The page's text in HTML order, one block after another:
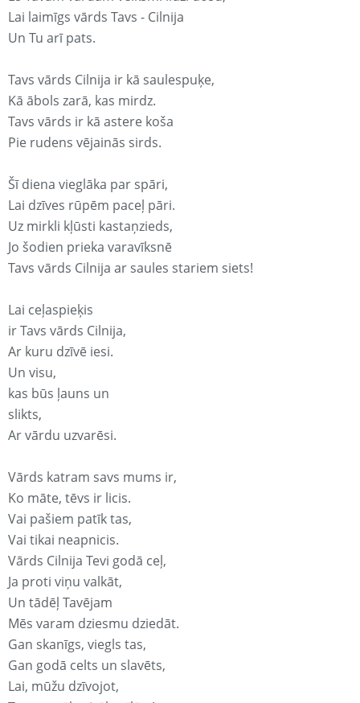
Lai laimīgs vārds Tavs - Cilnija
Un Tu arī pats.
Tavs vārds Cilnija ir kā saulespuķe,
Kā ābols zarā, kas mirdz.
Tavs vārds ir kā astere koša
Pie rudens vējainās sirds.
Šī diena vieglāka par spāri,
Lai dzīves rūpēm paceļ pāri.
Uz mirkli kļūsti kastaņzieds,
Jo šodien prieka varavīksnē
Tavs vārds Cilnija ar saules stariem siets!
Lai ceļaspieķis
ir Tavs vārds Cilnija,
Ar kuru dzīvē iesi.
Un visu,
kas būs ļauns un
slikts,
Ar vārdu uzvarēsi.
Vārds katram savs mums ir,
Ko māte, tēvs ir licis.
Vai pašiem patīk tas,
Vai tikai neapnicis.
Vārds Cilnija Tevi godā ceļ,
Ja proti viņu valkāt,
Un tādēļ Tavējam
Mēs varam dziesmu dziedāt.
Gan skanīgs, viegls tas,
Gan godā celts un slavēts,
Lai, mūžu dzīvojot,